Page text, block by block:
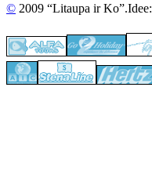
© 2009 “Litaupa ir Ko”.Idee: